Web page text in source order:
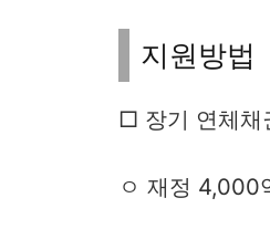
지원방법
□ 장기 연체채
ㅇ 재정 4,000